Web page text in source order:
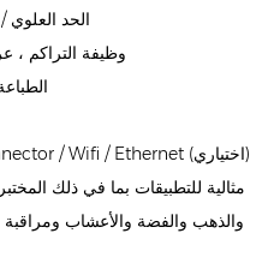
5. الحد
6. وظيفة التراكم
7.
9. Relay / RTC / U-KEY connector / Wifi / Ethernet (اختياري)
والذهب والفضة والأعشاب ومراقبة